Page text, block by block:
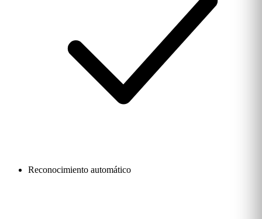
Reconocimiento automático